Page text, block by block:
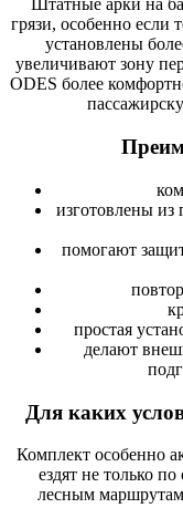
Штатные арки на
грязи, особенно если
установлены
увеличивают зону
ODES более
изготовлены из
помогают
простая
делают
Для каких
Комплект особенно
ездят не только
лесным